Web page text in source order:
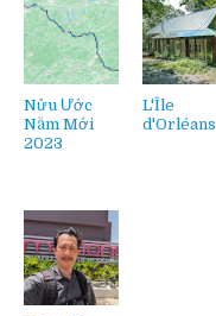
Nửu Ước
Năm Mới
2023
L'Île
d'Orléans